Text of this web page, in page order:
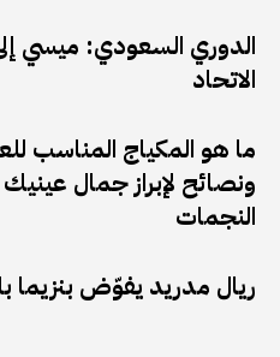
الدوري السعودي: ميسي إلى
الاتحاد
ما هو المكياج المناسب
ونصائح لإبراز جمال
النجمات
ريال مدريد يفوّض بنزيما